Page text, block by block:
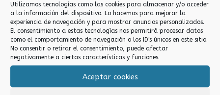
Utilizamos tecnologías como las cookies para almacenar y/o acceder
a la información del dispositivo. Lo hacemos para mejorar la
experiencia de navegación y para mostrar anuncios personalizados.
El consentimiento a estas tecnologías nos permitirá procesar datos
como el comportamiento de navegación o los ID's únicos en este sitio.
No consentir o retirar el consentimiento, puede afectar
negativamente a ciertas características y funciones.
Aceptar cookies